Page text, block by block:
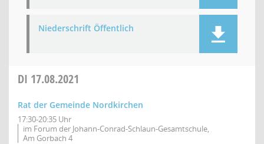
Niederschrift Öffentlich
DI 17.08.2021
Rat der Gemeinde Nordkirchen
17:30-20:35 Uhr
im Forum der Johann-Conrad-Schlaun-Gesamtschule,
Am Gorbach 4